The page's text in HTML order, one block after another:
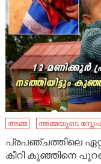
അമ്മ അമ്മയുടെ
പ്രപഞ്ചത്തിലെ
കീറി കുഞ്ഞിനെ